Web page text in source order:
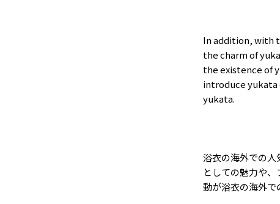
In addition, with
the charm of
the existence of
introduce yukata
yukata.
浴衣の海外での人
としての魅力や
動が浴衣の海外で